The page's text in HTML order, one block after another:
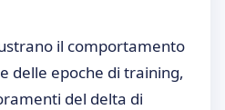
il comportamento
delle epoche di training,
del delta di